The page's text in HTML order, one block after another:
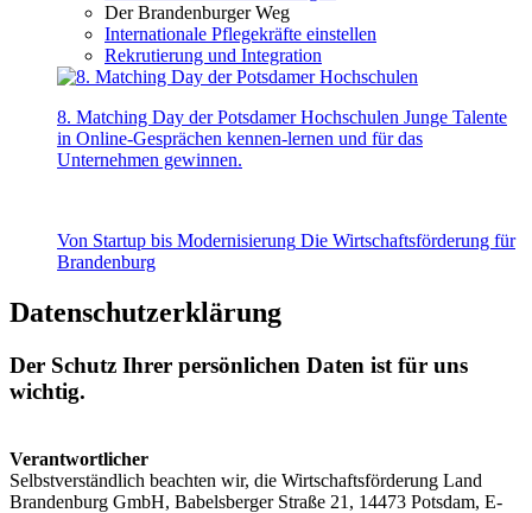
Der Brandenburger Weg
Internationale Pflegekräfte einstellen
Rekrutierung und Integration
8. Matching Day der Potsdamer Hochschulen Junge Talente
in Online-Gesprächen kennen-lernen und für das
Unternehmen gewinnen.
Von Startup bis Modernisierung Die Wirtschaftsförderung für
Brandenburg
Datenschutzerklärung
Der Schutz Ihrer persönlichen Daten ist für uns
wichtig.
Verantwortlicher
Selbstverständlich beachten wir, die Wirtschaftsförderung Land
Brandenburg GmbH, Babelsberger Straße 21, 14473 Potsdam, E-